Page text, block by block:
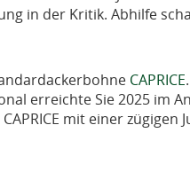
in der Kritik. Abhilfe
CAPRICE
erreichte Sie 2025 im
mit einer zügigen